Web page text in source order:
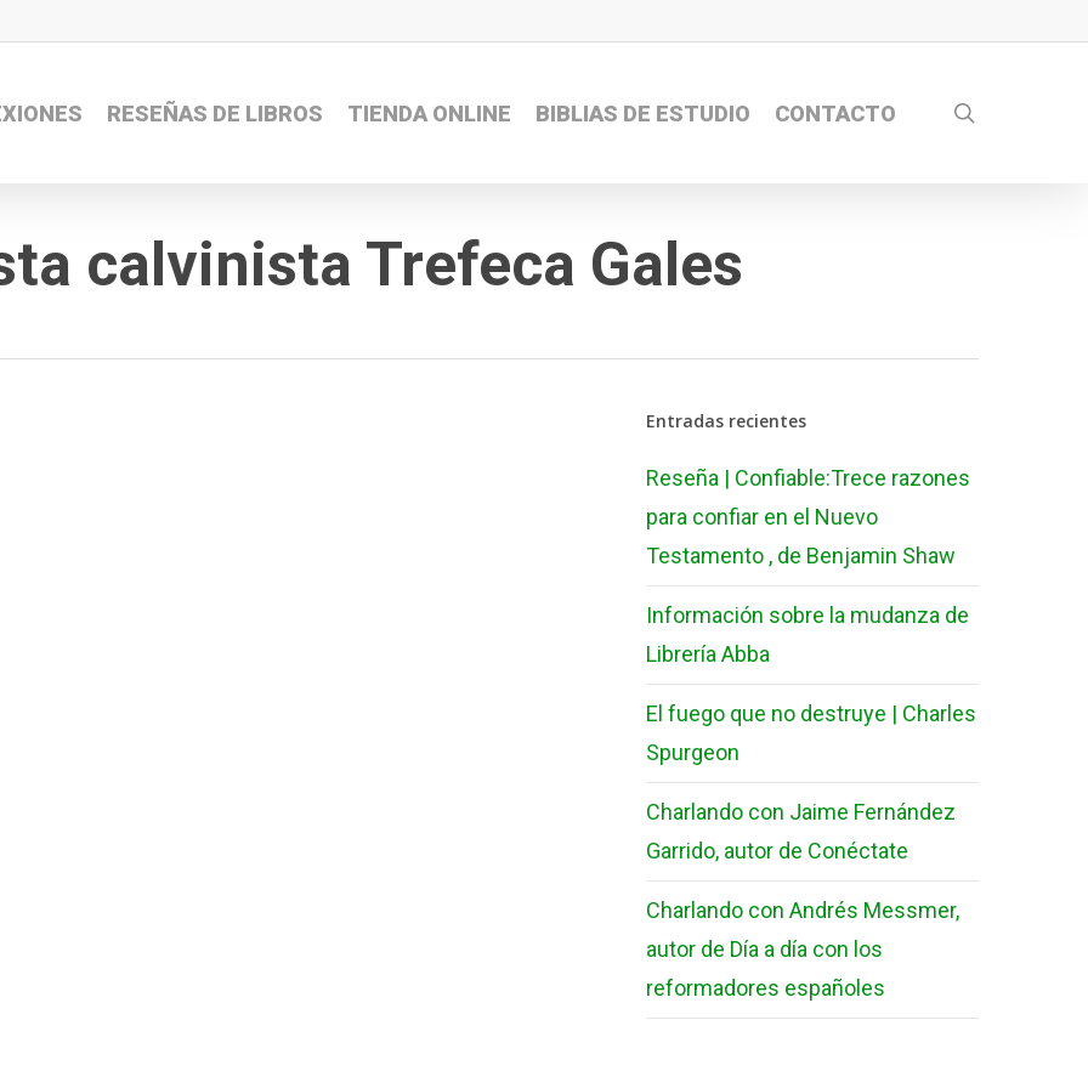
RESEÑAS DE LIBROS TIENDA ONLINE BIBLIAS DE ESTUDIO CONTACTO
calvinista Trefeca Gales
Entradas recientes
Reseña | Confiable:Trece razones
para confiar en el Nuevo
Testamento , de Benjamin Shaw
Información sobre la mudanza de
Librería Abba
El fuego que no destruye | Charles
Spurgeon
Charlando con Jaime Fernández
Garrido, autor de Conéctate
Charlando con Andrés Messmer,
autor de Día a día con los
reformadores españoles